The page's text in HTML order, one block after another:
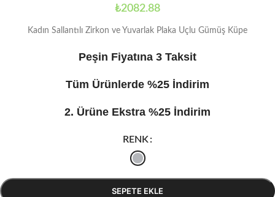
₺2082.88
Kadın Sallantılı Zirkon ve Yuvarlak Plaka Uçlu Gümüş Küpe
Peşin Fiyatına 3 Taksit
Tüm Ürünlerde %25 İndirim
2. Ürüne Ekstra %25 İndirim
RENK
SEPETE EKLE